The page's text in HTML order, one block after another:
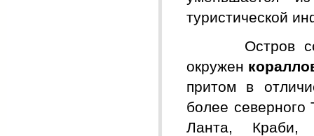
туристической
Остров со
окружен
притом в
более
Ланта,